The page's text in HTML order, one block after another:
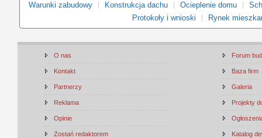
Warunki zabudowy Konstrukcja dachu Ocieplenie domu
Protokoły i wnioski
Rynek
O nas
Kontakt
Partnerzy
Reklama
Opinie
Zostań redaktorem
Forum
Baza firm
Galeria
Projekty
Katalog